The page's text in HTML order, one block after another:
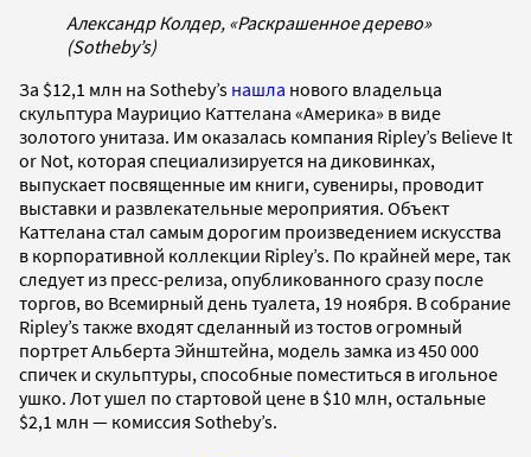
Александр Колдер, «Раскрашенное дерево»
(Sotheby’s)
За $12,1 млн на Sotheby’s нашла нового владельца
скульптура Маурицио Каттелана «Америка» в виде
золотого унитаза. Им оказалась компания Ripley’s Believe It
or Not, которая специализируется на диковинках,
выпускает посвященные им книги, сувениры, проводит
выставки и развлекательные мероприятия. Объект
Каттелана стал самым дорогим произведением искусства
в корпоративной коллекции Ripley’s. По крайней мере, так
следует из пресс-релиза, опубликованного сразу после
торгов, во Всемирный день туалета, 19 ноября. В собрание
Ripley’s также входят сделанный из тостов огромный
портрет Альберта Эйнштейна, модель замка из 450 000
спичек и скульптуры, способные поместиться в игольное
ушко. Лот ушел по стартовой цене в $10 млн, остальные
$2,1 млн — комиссия Sotheby’s.